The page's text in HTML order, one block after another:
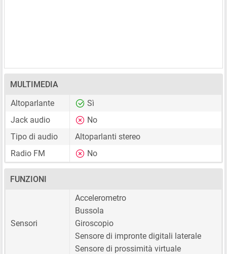
MULTIMEDIA
Altoparlante
Sì
Jack audio
No
Tipo di audio
Altoparlanti stereo
Radio FM
No
FUNZIONI
Sensori
Accelerometro
Bussola
Giroscopio
Sensore di impronte digitali laterale
Sensore di prossimità virtuale